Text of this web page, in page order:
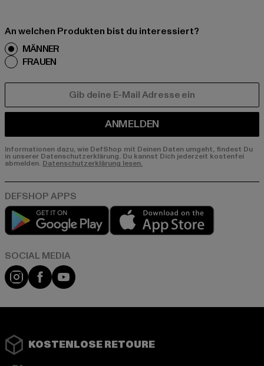
An welchen Produkten bist du interessiert?
MÄNNER
FRAUEN
ANMELDEN
Informationen dazu, wie DefShop mit Deinen Daten umgeht, findest Du
in unserer Datenschutzerklärung. Du kannst Dich jederzeit kostenfei
abmelden. Datenschutzerklärung lesen.
Play market
Instagram
FacebookYouTube
KOSTENLOSE RETOURE